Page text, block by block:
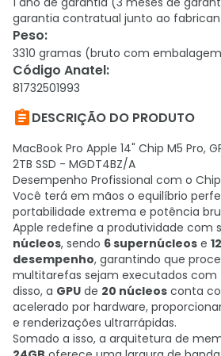
garantia contratual junto ao
Peso:
3310 gramas (bruto com
Código Anatel:
81732501993
DESCRIÇÃO DO PRODUTO
MacBook Pro Apple 14" Chip M5 Pro,
2TB SSD - MGDT4BZ/A
Desempenho Profissional com o Chip
Você terá em mãos o equilíbrio
portabilidade extrema e potência
Apple redefine a produtividade com
núcleos, sendo 6 supernúcleos e
desempenho, garantindo que
multitarefas sejam executados com
disso, a GPU de 20 núcleos conta
acelerado por hardware,
e renderizações ultrarrápidas.
Somado a isso, a arquitetura de